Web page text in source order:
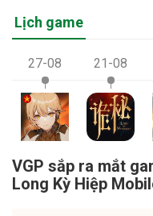
Lịch game
27-08 21-08
VGP sắp ra mắt
Long Kỳ Hiệp